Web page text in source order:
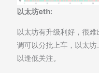
以太坊eth:
以太坊有升级利好，很
调可以分批上车，以太
以逢低关注。